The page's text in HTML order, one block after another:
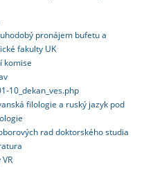
pronájem bufetu a
fakulty UK
komise
10_dekan_ves.php
filologie a ruský jazyk pod
rad doktorského studia